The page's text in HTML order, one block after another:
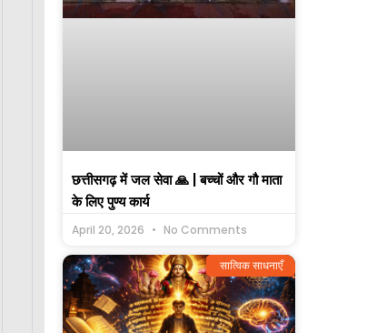
छत्तीसगढ़ में जल सेवा 🙏 | बच्चों और गौ माता
के लिए पुण्य कार्य
April 20, 2026 No Comments
सात्विक साधनाएँ